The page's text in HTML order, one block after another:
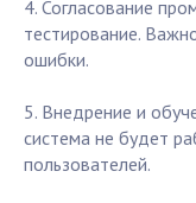
4. Согласование
тестирование.
ошибки.
5. Внедрение и
система не будет
пользователей.